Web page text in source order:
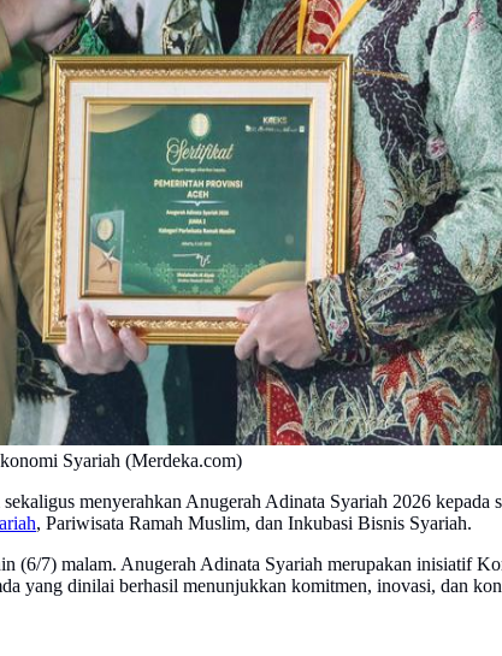
Syariah (Merdeka.com)
menyerahkan Anugerah Adinata Syariah 2026 kepada
, Pariwisata Ramah Muslim, dan Inkubasi Bisnis Syariah.
(6/7) malam. Anugerah Adinata Syariah merupakan inisiatif
yang dinilai berhasil menunjukkan komitmen, inovasi, dan